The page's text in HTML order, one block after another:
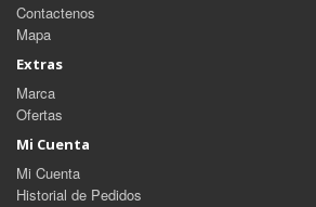
Contactenos
Mapa
Extras
Marca
Ofertas
Mi Cuenta
Mi Cuenta
Historial de Pedidos